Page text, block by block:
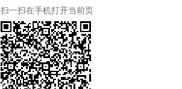
扫一扫在手机打开当前页